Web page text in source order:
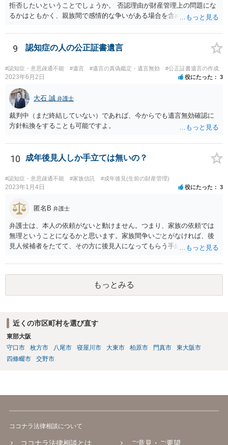
拒否したいということでしょうか。 否認理由が財産管理上の問題にな
るかはともかく、親族間で感情的な争いがある場合を含めて問題があ
選任を希望する旨意見で記載すると良いと思われます。 もちろん専門
職後見人ですから、伯父さんの負担で毎月３万３０００円ないし５万
５０００円の後見人報酬がつきますが、叔母さんが信用できないとい
うことであれば、少ない負担であると思われます。
9 認知症の人の公正証書遺言
#認知症・意思疎通不能 #遺言 #遺言の真偽鑑定・遺言無効 #公正証書遺言の作成
2023年6月2日 役にたった 3
大石 誠 弁護士
裁判中（まだ終結していない）であれば、今からでも遺言無効確認に
方針転換をすることも可能ですよ。
10 成年後見人しか手立ては無いの？
#認知症・意思疎通不能 #家族信託 #成年後見(生前の財産管理)
2023年1月4日 役にたった 3
匿名B 弁護士
弁護士は、本人の依頼がないと動けません。つまり、家族の依頼では
無理ということになるかと思います。家族間争いごとがなければ、後
見人候補者をたてて、その方に後見人になってもらう手続をすすめた
もっとみる
近くの市区町村を選び直す
東部大阪
守口市
枚方市 八尾市 寝屋川市 大東市 柏原市 門真市
東大阪市
四條畷市
交野市
ココナラ法律相談について
ココナラ法律相談とは ご意見・ご要望